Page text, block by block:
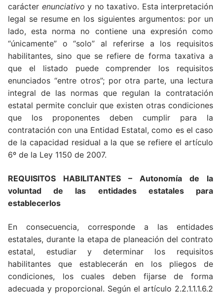
carácter enunciativo y no taxativo. Esta interpretación
legal se resume en los siguientes argumentos: por un
lado, esta norma no contiene una expresión como
“únicamente” o “solo” al referirse a los requisitos
habilitantes, sino que se refiere de forma taxativa a
que el listado puede comprender los requisitos
enunciados “entre otros”; por otra parte, una lectura
integral de las normas que regulan la contratación
estatal permite concluir que existen otras condiciones
que los proponentes deben cumplir para la
contratación con una Entidad Estatal, como es el caso
de la capacidad residual a la que se refiere el artículo
6º de la Ley 1150 de 2007.
REQUISITOS HABILITANTES – Autonomía de la
voluntad de las entidades estatales para
establecerlos
En consecuencia, corresponde a las entidades
estatales, durante la etapa de planeación del contrato
estatal, estudiar y determinar los requisitos
habilitantes que establecerán en los pliegos de
condiciones, los cuales deben fijarse de forma
adecuada y proporcional. Según el artículo 2.2.1.1.1.6.2